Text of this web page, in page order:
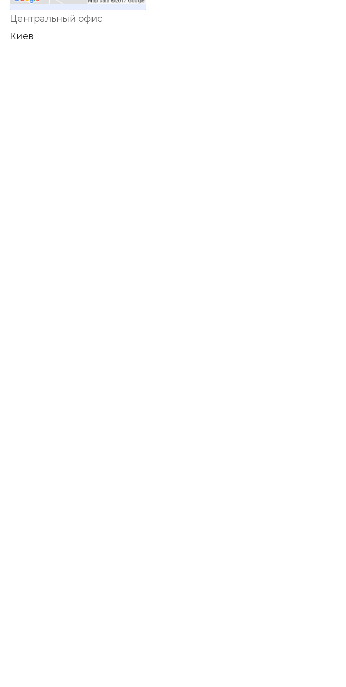
Центральный офис
Киев